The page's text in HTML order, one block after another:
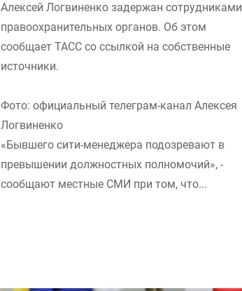
Алексей Логвиненко задержан сотрудниками
правоохранительных органов. Об этом
сообщает ТАСС со ссылкой на собственные
источники.
Фото: официальный телеграм-канал Алексея
Логвиненко
«Бывшего сити-менеджера подозревают в
превышении должностных полномочий», -
сообщают местные СМИ при том, что...